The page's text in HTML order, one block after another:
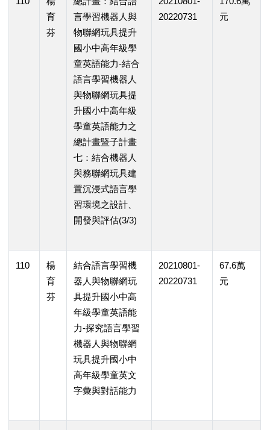
育
芬
言學習機器人與
物聯網玩具提升
國小中高年級學
童英語能力-結合
語言學習機器人
與物聯網玩具提
升國小中高年級
學童英語能力之
總計畫暨子計畫
七：結合機器人
與務聯網玩具建
置沉浸式語言學
習環境之設計、
開發與評估(3/3)
20220731
元
110
楊
育
芬
結合語言學習機
器人與物聯網玩
具提升國小中高
年級學童英語能
力-探究語言學習
機器人與物聯網
玩具提升國小中
高年級學童英文
字彙與對話能力
20210801-
20220731
67.6萬
元